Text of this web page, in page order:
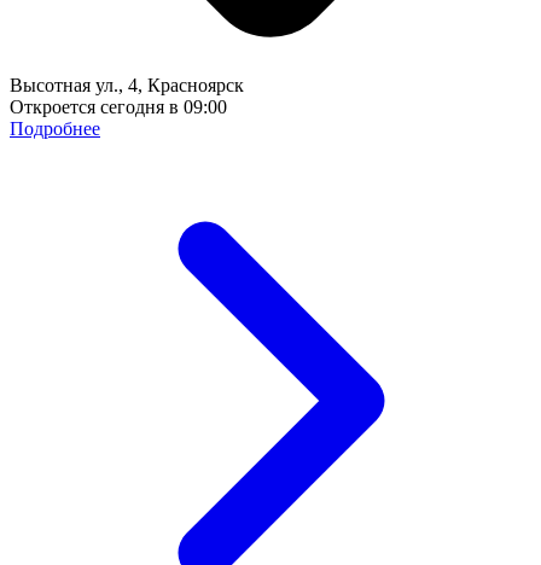
Высотная ул., 4, Красноярск
Откроется сегодня в 09:00
Подробнее